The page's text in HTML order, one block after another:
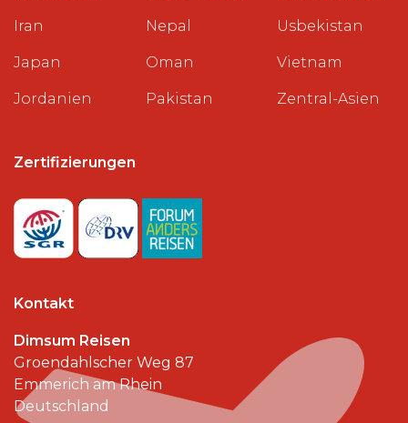
Iran
Japan
Jordanien
Nepal
Oman
Pakistan
Usbekistan
Vietnam
Zentral-Asien
Zertifizierungen
Kontakt
Dimsum Reisen
Groendahlscher Weg 87
Emmerich am Rhein
Deutschland